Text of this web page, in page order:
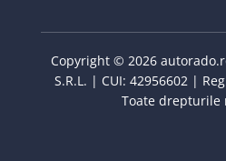
Copyright © 2026
S.R.L. | CUI: 42956602 |
Toate drepturile